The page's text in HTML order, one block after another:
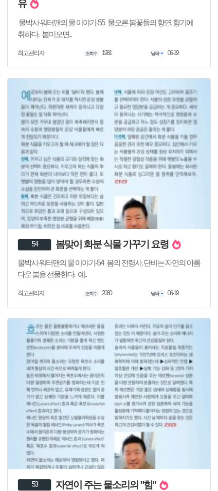
유
물박사 워터맨의 물 이야기-55 물오른 봄꽃들의 향연, 향기에
취하다. 봄미오면..
최고관리자 조회수 1981 날짜 06-19
54 봄맞이 화분 식물 가꾸기 요령
물박사 워터맨의 물 이야기-54 봄의 전령사, 단비는 자연의 아름
다운 봄을 선물한다. 예..
최고관리자 조회수 2060 날짜 06-19
53 자연이 주는 물소리의 "힘"